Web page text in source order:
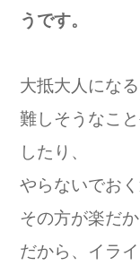
うです。
大抵大人になる
難しそうなこ
したり、
やらないでお
その方が楽だか
だから、イラ